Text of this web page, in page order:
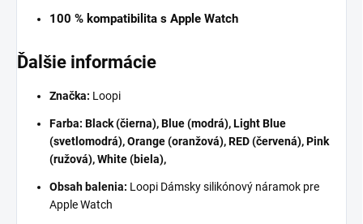
100 % kompatibilita s Apple Watch
Ďalšie informácie
Značka: Loopi
Farba: Black (čierna), Blue (modrá), Light Blue
(svetlomodrá), Orange (oranžová), RED (červená), Pink
(ružová), White (biela),
Obsah balenia: Loopi Dámsky silikónový náramok pre
Apple Watch